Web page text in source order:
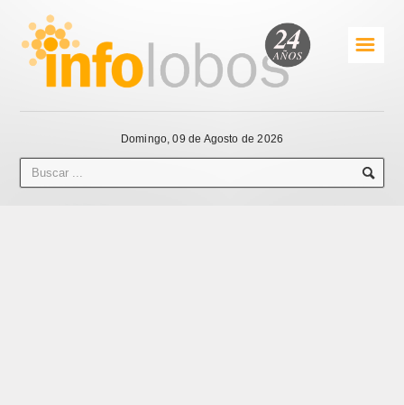
☰
Domingo, 09 de Agosto de 2026